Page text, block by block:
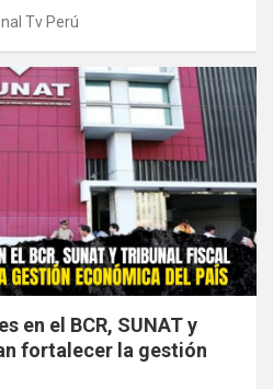
Tv Perú
en el BCR, SUNAT y
fortalecer la gestión